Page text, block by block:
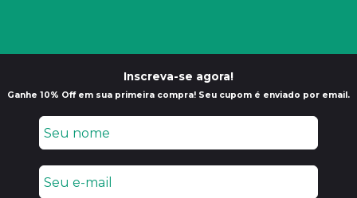
Inscreva-se agora!
Ganhe 10% Off em sua primeira compra! Seu cupom é enviado por email.